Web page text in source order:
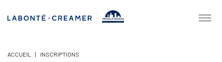
PROULX VADNAIS
ACCUEIL | INSCRIPTIONS